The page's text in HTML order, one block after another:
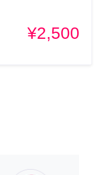
¥2,500